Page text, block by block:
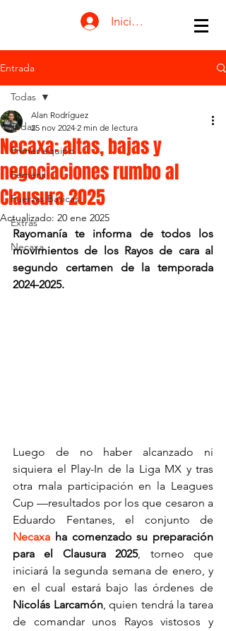
Iniciar sesión
Entrada
Todas
Primer equipo
Femenil
Fuerzas Básicas
Extras
Necaxa
Todas
Necaxa: altas, bajas y
negociaciones rumbo al
Clausura 2025
Alan Rodríguez
25 nov 2024 2 min de lectura
Actualizado: 20 ene 2025
Rayomanía te informa de todos los
movimientos de los Rayos de cara al
segundo certamen de la temporada
2024-2025.
Luego de no haber alcanzado ni
siquiera el Play-In de la Liga MX y tras
otra mala participación en la Leagues
Cup —resultados por los que cesaron a
Necaxa ha comenzado su preparación
para el Clausura 2025, torneo que
iniciará la segunda semana de enero, y
Nicolás Larcamón, quien tendrá la tarea
de comandar unos Rayos vistosos y